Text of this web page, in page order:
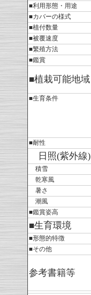
■利用形態・用途
■カバーの様式
■植付数量
■被覆速度
■繁殖方法
■鑑賞
■植栽可能地域
■生育条件
■耐性
日照(紫外線)
積雪
乾寒風
暑さ
潮風
■鑑賞姿高
■生育環境
■形態的特徴
■その他
参考書籍等